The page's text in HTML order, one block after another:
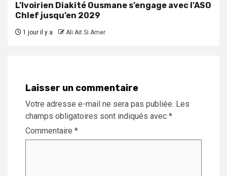
L’Ivoirien Diakité Ousmane s’engage avec l’ASO
Chlef jusqu’en 2029
1 jour il y a Ali Ait Si Amer
Laisser un commentaire
Votre adresse e-mail ne sera pas publiée. Les
champs obligatoires sont indiqués avec *
Commentaire *